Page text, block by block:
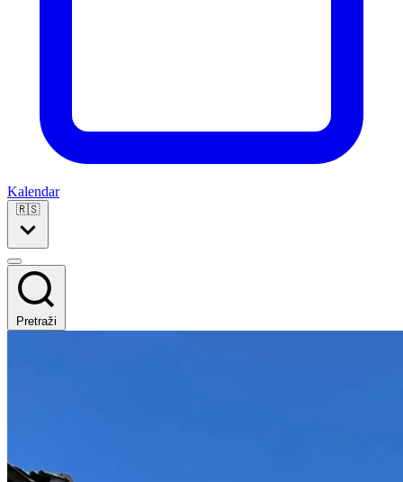
Kalendar
🇷🇸
Pretraži